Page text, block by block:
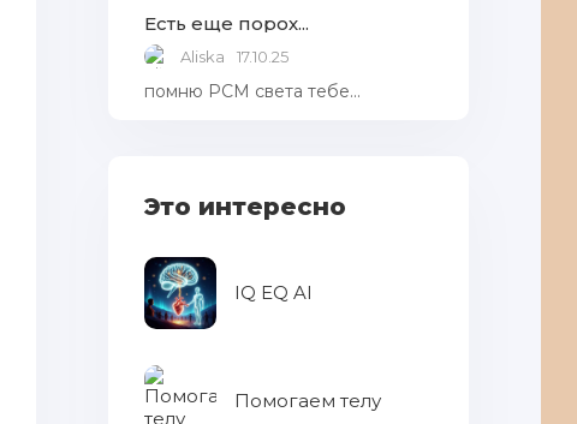
Есть еще порох...
Aliska 17.10.25
помню РСМ cвета тебе...
Это интересно
IQ EQ AI
Помогаем телу